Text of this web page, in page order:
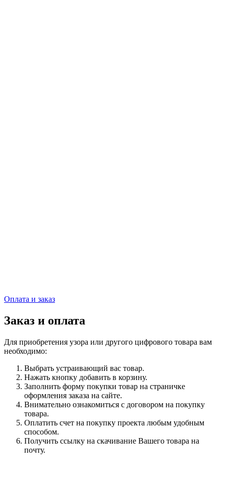
Оплата и заказ
Заказ и оплата
Для приобретения узора или другого цифрового товара вам
необходимо:
Выбрать устраивающий вас товар.
Нажать кнопку добавить в корзину.
Заполнить форму покупки товар на страничке
оформления заказа на сайте.
Внимательно ознакомиться с договором на покупку
товара.
Оплатить счет на покупку проекта любым удобным
способом.
Получить ссылку на скачивание Вашего товара на
почту.